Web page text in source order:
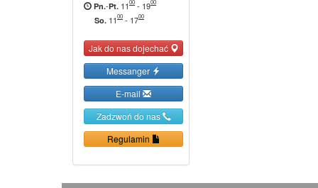
Pn.-Pt. 1100 - 1900
So. 1100 - 1700
Jak do nas dojechać
Messanger
E-mail
Zadzwoń do nas
Regulamin